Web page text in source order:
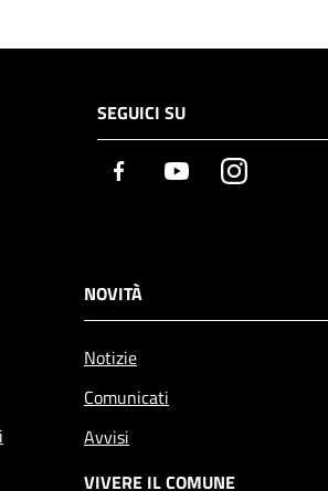
SEGUICI SU
Facebook YoutubeInstagram
NOVITÀ
Notizie
Comunicati
Avvisi
VIVERE IL COMUNE